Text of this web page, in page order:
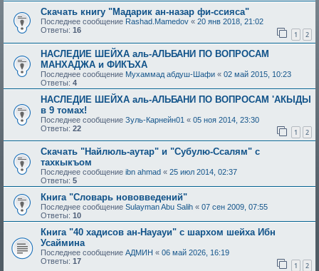
Скачать книгу "Мадарик ан-назар фи-ссияса"
Последнее сообщение Rashad.Mamedov « 20 янв 2018, 21:02
Ответы: 16 1 2
НАСЛЕДИЕ ШЕЙХА аль-АЛЬБАНИ ПО ВОПРОСАМ
МАНХАДЖА и ФИКЪХА
Последнее сообщение Мухаммад абдуш-Шафи « 02 май 2015, 10:23
Ответы: 4
НАСЛЕДИЕ ШЕЙХА аль-АЛЬБАНИ ПО ВОПРОСАМ 'АКЫДЫ
в 9 томах!
Последнее сообщение Зуль-Карнейн01 « 05 ноя 2014, 23:30
Ответы: 22 1 2
Скачать "Найлюль-аутар" и "Субулю-Ссалям" с
тахкыкъом
Последнее сообщение ibn ahmad « 25 июл 2014, 02:37
Ответы: 5
Книга "Словарь нововведений"
Последнее сообщение Sulayman Abu Salih « 07 сен 2009, 07:55
Ответы: 10
Книга "40 хадисов ан-Науауи" с шархом шейха Ибн
Усаймина
Последнее сообщение АДМИН « 06 май 2026, 16:19
Ответы: 17 1 2